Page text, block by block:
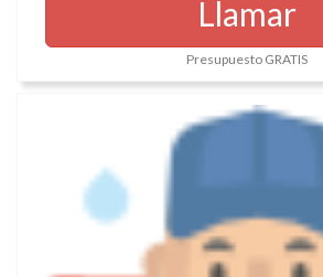
Llamar
Presupuesto GRATIS